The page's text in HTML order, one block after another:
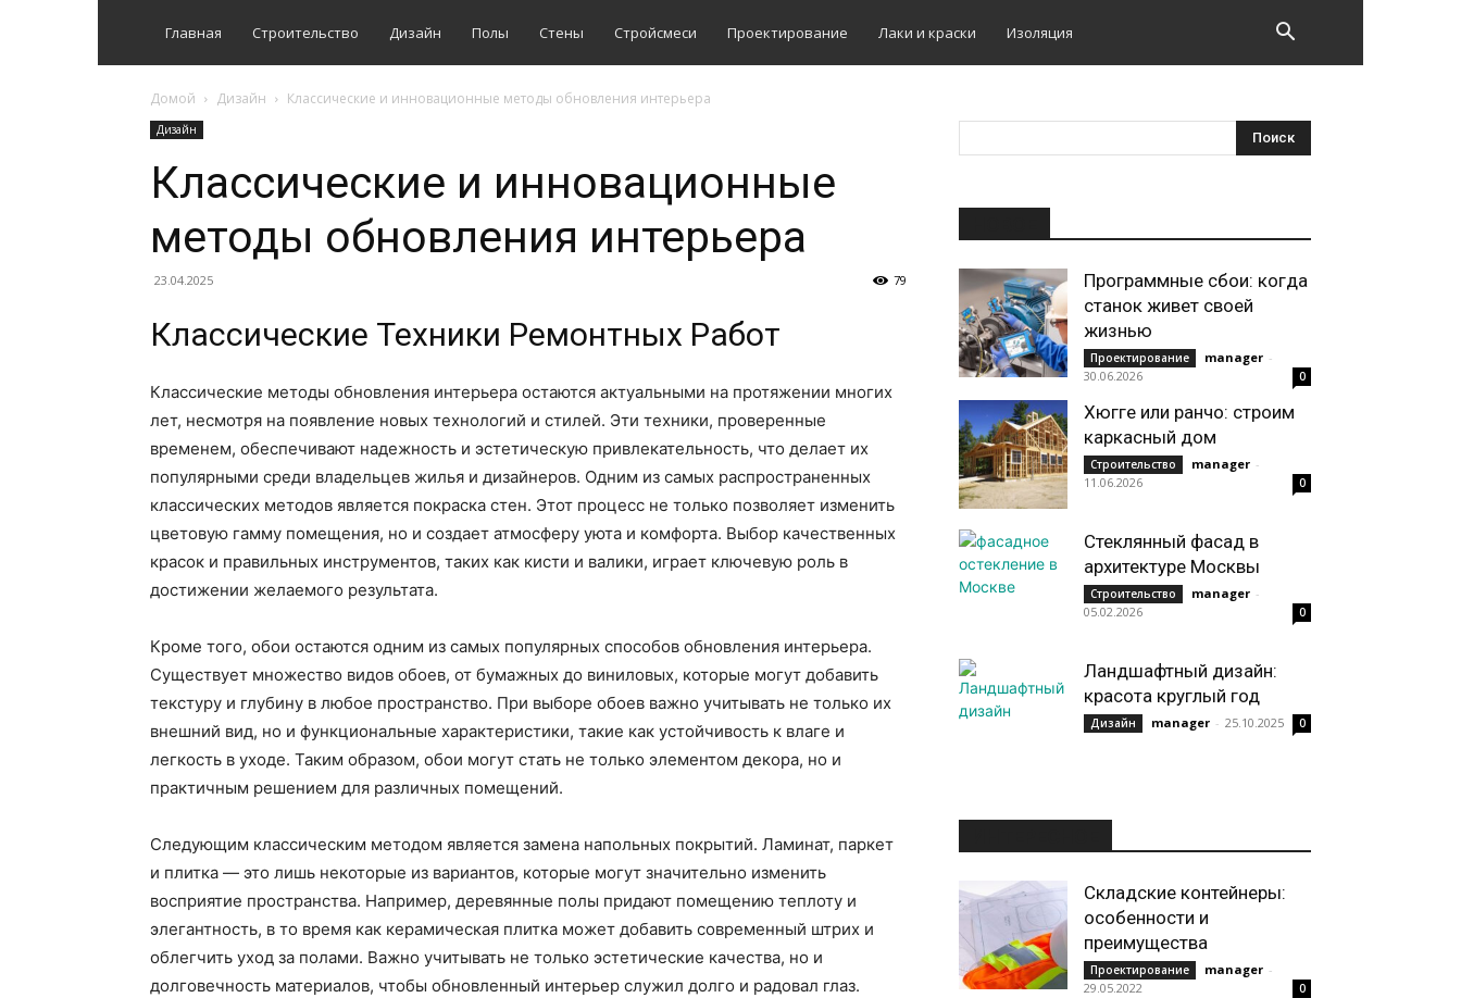
Главная Строительство Дизайн Полы Стены Стройсмеси Проектирование Лаки и краски Изоляция
Домой Дизайн Классические и инновационные методы обновления интерьера
Дизайн
Классические и инновационные
методы обновления интерьера
23.04.2025 79
Классические Техники Ремонтных Работ
Классические методы обновления интерьера остаются актуальными на протяжении многих
лет, несмотря на появление новых технологий и стилей. Эти техники, проверенные
временем, обеспечивают надежность и эстетическую привлекательность, что делает их
популярными среди владельцев жилья и дизайнеров. Одним из самых распространенных
классических методов является покраска стен. Этот процесс не только позволяет изменить
цветовую гамму помещения, но и создает атмосферу уюта и комфорта. Выбор качественных
красок и правильных инструментов, таких как кисти и валики, играет ключевую роль в
достижении желаемого результата.
Кроме того, обои остаются одним из самых популярных способов обновления интерьера.
Существует множество видов обоев, от бумажных до виниловых, которые могут добавить
текстуру и глубину в любое пространство. При выборе обоев важно учитывать не только их
внешний вид, но и функциональные характеристики, такие как устойчивость к влаге и
легкость в уходе. Таким образом, обои могут стать не только элементом декора, но и
практичным решением для различных помещений.
Следующим классическим методом является замена напольных покрытий. Ламинат, паркет
и плитка — это лишь некоторые из вариантов, которые могут значительно изменить
восприятие пространства. Например, деревянные полы придают помещению теплоту и
элегантность, в то время как керамическая плитка может добавить современный штрих и
облегчить уход за полами. Важно учитывать не только эстетические качества, но и
долговечность материалов, чтобы обновленный интерьер служил долго и радовал глаз.
Программные сбои: когда
станок живет своей
жизнью
Проектирование manager -
30.06.2026
0
Хюгге или ранчо: строим
каркасный дом
Строительство manager -
11.06.2026
0
Стеклянный фасад в
архитектуре Москвы
Строительство manager -
05.02.2026
0
Ландшафтный дизайн:
красота круглый год
Дизайн manager - 25.10.2025 0
Складские контейнеры:
особенности и
преимущества
Проектирование manager -
29.05.2022
0